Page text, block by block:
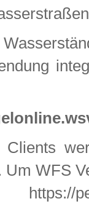
Clients
Um WFS